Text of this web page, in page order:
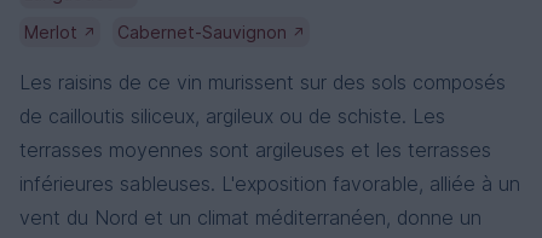
Merlot ↗ Cabernet-Sauvignon ↗
Les raisins de ce vin murissent sur des sols composés
de cailloutis siliceux, argileux ou de schiste. Les
terrasses moyennes sont argileuses et les terrasses
inférieures sableuses. L'exposition favorable, alliée à un
vent du Nord et un climat méditerranéen, donne un